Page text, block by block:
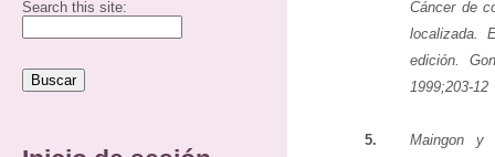
Search this site:
Cáncer de
localizada.
edición.
1999;203-12
5. Maingon y